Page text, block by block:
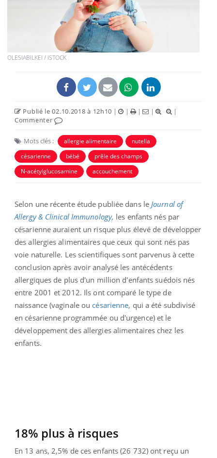
OLESIABILKEI / ISTOCK
Publié le 02.10.2018 à 12h10 | | | |
|
Commenter
Mots clés : allergie alimentaire
nutella
césarienne
bébé
prêle des champs
N-acétylglucosamine
accouchement
Selon une récente étude publiée dans le Journal of
Allergy & Clinical Immunology, les enfants nés par
césarienne auraient un risque plus élevé de développer
des allergies alimentaires que ceux qui sont nés pas
voie naturelle. Les scientifiques sont parvenus à cette
conclusion après avoir analysé les antécédents
allergiques de plus d'un million d'enfants suédois nés
entre 2001 et 2012. Ils ont comparé le type de
naissance (vaginale ou césarienne, qui a été subdivisé
en césarienne programmée ou d'urgence) et le
développement des allergies alimentaires chez les
enfants.
18% plus à risques
En 13 ans, 2,5% de ces enfants (26 732) ont reçu un